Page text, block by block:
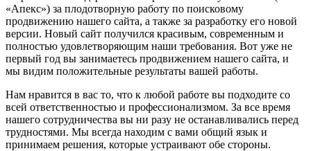
«Апекс») за плодотворную работу по поисковому
продвижению нашего сайта, а также за разработку его новой
версии. Новый сайт получился красивым, современным и
полностью удовлетворяющим наши требования. Вот уже не
первый год вы занимаетесь продвижением нашего сайта, и
мы видим положительные результаты вашей работы.
Нам нравится в вас то, что к любой работе вы подходите со
всей ответственностью и профессионализмом. За все время
нашего сотрудничества вы ни разу не останавливались перед
трудностями. Мы всегда находим с вами общий язык и
принимаем решения, которые устраивают обе стороны.